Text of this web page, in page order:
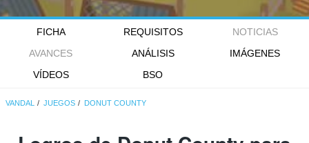
FICHA REQUISITOS
NOTICIAS
AVANCES
ANÁLISIS
IMÁGENES
VÍDEOS
BSO
VANDAL JUEGOS DONUT COUNTY